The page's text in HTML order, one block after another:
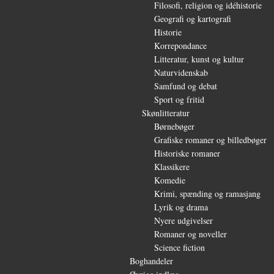
Filosofi, religion og idéhistorie
Geografi og kartografi
Historie
Korrepondance
Litteratur, kunst og kultur
Naturvidenskab
Samfund og debat
Sport og fritid
Skønlitteratur
Børnebøger
Grafiske romaner og billedbøger
Historiske romaner
Klassikere
Komedie
Krimi, spænding og ramasjang
Lyrik og drama
Nyere udgivelser
Romaner og noveller
Science fiction
Boghandeler